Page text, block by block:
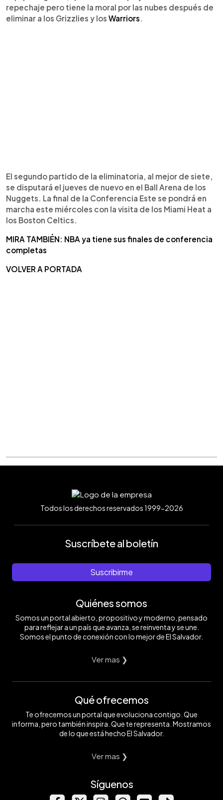
repechaje pero tiene la moral por las nubes después de
eliminar a los Grizzlies y los Warriors.
El segundo partido de la eliminatoria, al mejor de siete,
se disputará el jueves de nuevo en el Ball Arena de los
Nuggets. La final de la Conferencia Este se pondrá en
marcha este miércoles con la visita de los Miami Heat a
los Boston Celtics.
MIRA TAMBIÉN: NBA ya tiene sus finales de conferencia
completas
VOLVER A PORTADA
Todos los derechos reservados 1999-2026
Suscríbete al boletín
Suscribirme
Quiénes somos
Somos un portal abierto, propositivo y moderno, pensado
para reflejar a un país que avanza, se reinventa y se une.
Somos el punto de conexión con lo mejor de El Salvador.
Ver mas ❯
Qué ofrecemos
Te ofrecemos un portal que evoluciona contigo. Que
informa, pero también inspira. Que te representa. Mostramos
de lo que está hecho El Salvador.
Ver mas ❯
Síguenos